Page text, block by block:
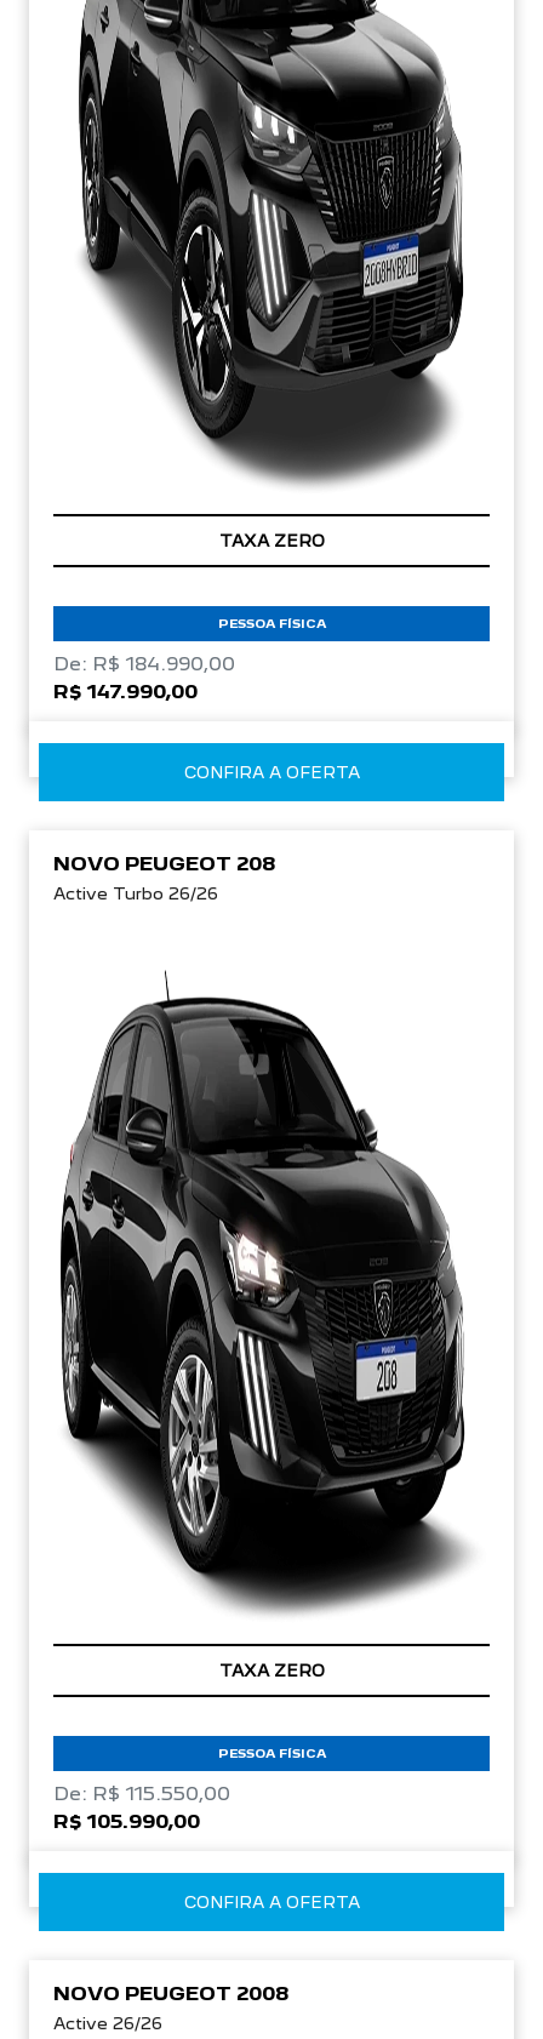
TAXA ZERO
PESSOA FÍSICA
De: R$ 184.990,00
R$ 147.990,00
CONFIRA A OFERTA
NOVO PEUGEOT 208
Active Turbo 26/26
TAXA ZERO
PESSOA FÍSICA
De: R$ 115.550,00
R$ 105.990,00
CONFIRA A OFERTA
NOVO PEUGEOT 2008
Active 26/26